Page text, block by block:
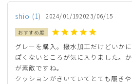
L(24.0cm)
LL(24.5cm)
残りわずか
XL(25.0cm)
残りわずか
shio 1 2024/01/192023/06/15
グレーを購入。撥水加工だけどいか
ぽくないところが気に入りました。
が素敵ですね。
クッションがきいていてとても履き